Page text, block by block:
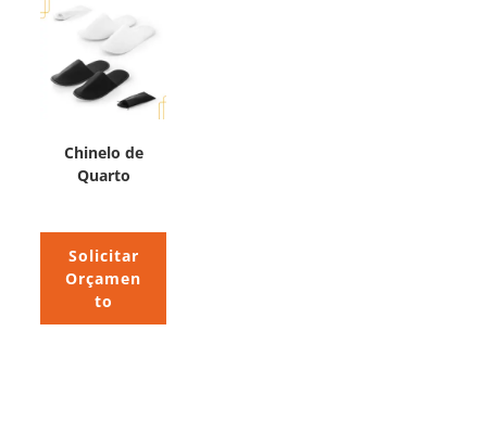
Chinelo de
Quarto
Solicitar
Orçamen
to